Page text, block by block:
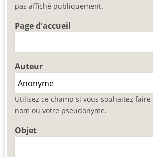
pas affiché publiquement.
Page d'accueil
Auteur
Utilisez ce champ si vous souhaitez
nom ou votre pseudonyme.
Objet